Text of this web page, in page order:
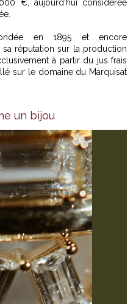
€, aujourd’hui considérée
en 1895 et encore
sa réputation sur la production
à partir du jus frais
sur le domaine du Marquisat
un bijou